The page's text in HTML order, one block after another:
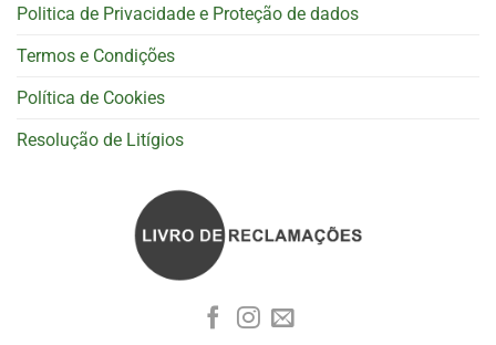
Politica de Privacidade e Proteção de dados
Termos e Condições
Política de Cookies
Resolução de Litígios